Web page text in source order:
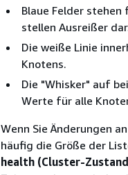
Blaue Felder
stellen Ausreißer
Die weiße Linie
Knotens.
Die "Whisker" auf
Werte für alle
Wenn Sie Änderungen
häufig die Größe der
health (Cluster-